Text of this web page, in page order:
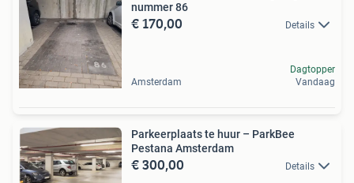
nummer 86
€ 170,00 Details
Amsterdam
Dagtopper
Vandaag
Parkeerplaats te huur – ParkBee
Pestana Amsterdam
€ 300,00 Details